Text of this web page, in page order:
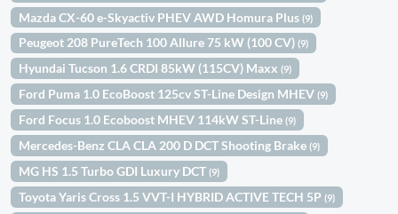
Mazda CX-60 e-Skyactiv PHEV AWD Homura Plus(9)
Peugeot 208 PureTech 100 Allure 75 kW (100 CV)(9)
Hyundai Tucson 1.6 CRDI 85kW (115CV) Maxx(9)
Ford Puma 1.0 EcoBoost 125cv ST-Line Design MHEV(9)
Ford Focus 1.0 Ecoboost MHEV 114kW ST-Line(9)
Mercedes-Benz CLA CLA 200 D DCT Shooting Brake(9)
MG HS 1.5 Turbo GDI Luxury DCT(9)
Toyota Yaris Cross 1.5 VVT-I HYBRID ACTIVE TECH 5P(9)